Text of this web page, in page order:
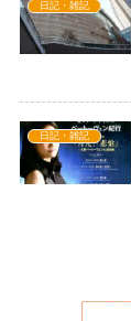
日記・雑記
日記・雑記